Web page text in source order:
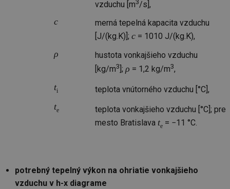
vzduchu [m3/s],
c
merná tepelná kapacita vzduchu
[J/(kg.K)]; c = 1010 J/(kg.K),
ρ
hustota vonkajšieho vzduchu
[kg/m3 ]; ρ = 1,2 kg/m3,
ti teplota vnútorného vzduchu [°C],
te
teplota vonkajšieho vzduchu [°C]; pre
mesto Bratislava te = −11 °C.
potrebný tepelný výkon na ohriatie vonkajšieho
vzduchu v h-x diagrame